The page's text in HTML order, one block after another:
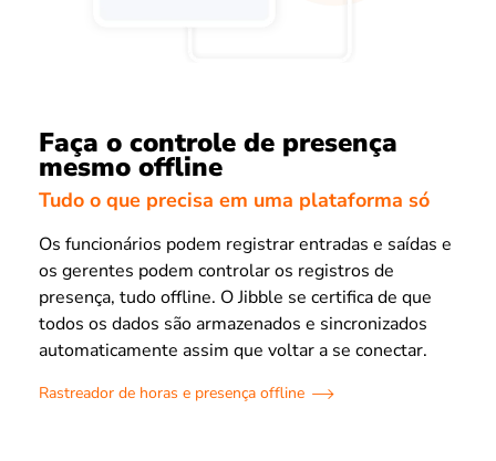
Faça o controle de presença
mesmo offline
Tudo o que precisa em uma plataforma só
Os funcionários podem registrar entradas e saídas e
os gerentes podem controlar os registros de
presença, tudo offline. O Jibble se certifica de que
todos os dados são armazenados e sincronizados
automaticamente assim que voltar a se conectar.
Rastreador de horas e presença offline